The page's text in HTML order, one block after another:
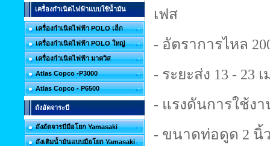
เครื่องกำเนิดไฟฟ้าแบบใช้น้ำมัน
เครื่องกำเนิดไฟฟ้า POLO เล็ก
เครื่องกำเนิดไฟฟ้า POLO ใหญ่
เครื่องกำเนิดไฟฟ้า มาควิส
Atlas Copco -P3000
Atlas Copco - P6500
ถังอัดจาระบี
ถังอัดจารบีมือโยก Yamasaki
ถังเติมน้ำมันแบบมือโยก Yamasaki
เฟส
- อัตราการไหล
- ระยะส่ง 13 - 23
- แรงดันการใช้งา
- ขนาดท่อดูด 2 นิ้